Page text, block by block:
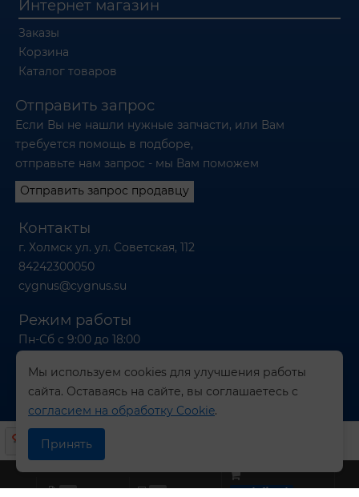
Интернет магазин
Заказы
Корзина
Каталог товаров
Отправить запрос
Если Вы не нашли нужные запчасти, или Вам
требуется помощь в подборе,
отправьте нам запрос - мы Вам поможем
Отправить запрос продавцу
Контакты
г. Холмск ул. ул. Советская, 112
84242300050
cygnus@cygnus.su
Режим работы
Пн-Сб с 9:00 до 18:00
0 0 undefined
Мы используем cookies для улучшения работы
сайта. Оставаясь на сайте, вы соглашаетесь с
согласием на обработку Cookie.
Принять